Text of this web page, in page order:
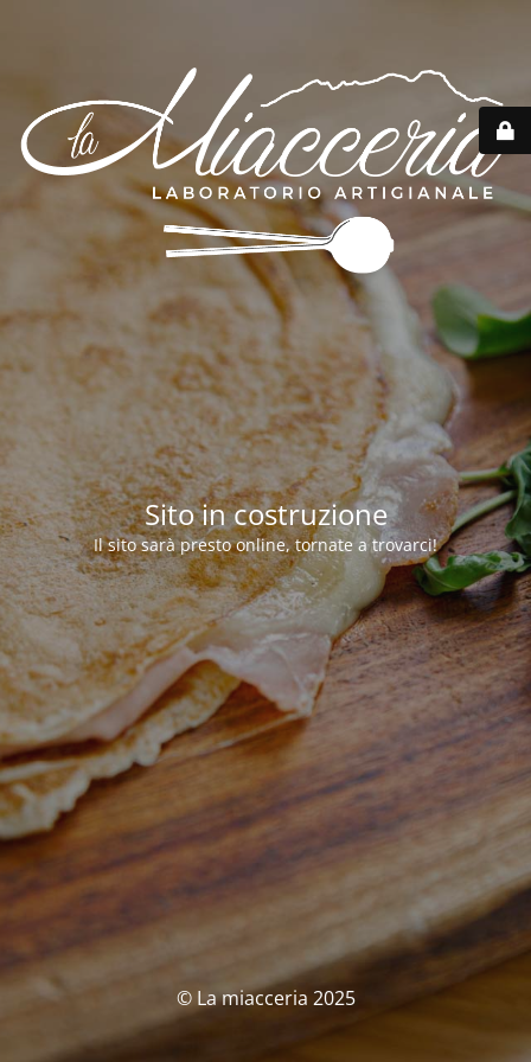
Sito in costruzione
Il sito sarà presto online, tornate a trovarci!
© La miacceria 2025